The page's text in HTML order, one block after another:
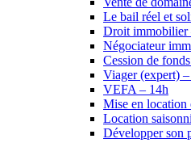
Le bail réel et
Droit immobilier
Négociateur
Cession de
Viager (expert)
VEFA – 14h
Mise en location
Location
Développer son